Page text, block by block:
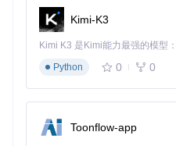
3.2 知识图谱构建模块
采用实体关系联合抽取算法，
义关系，构建结构化知识图谱
够发现跨文档的隐藏关联，为
3.3 混合检索系统
定位相似内容，图检索则利用
联。这种混合检索策略使召回
Kimi-K3
Python
0 0
Toonflow-app